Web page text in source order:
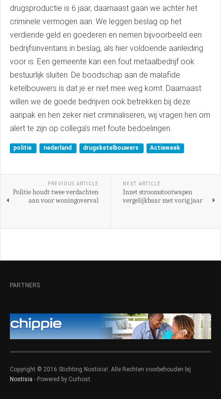
drugsproductie is 6 jaar, daarnaast gaan we achter het
criminele vermogen aan. We leggen beslag op het
verdiende geld en goederen en nemen bijvoorbeeld een
bedrijfsinventaris in beslag, als hier voldoende aanleiding
voor is. Een gemeente kan een fout metaalbedrijf ook
bestuurlijk sluiten. De boodschap aan de malafide
ketelbouwers is dat je er niet mee weg komt. Daarnaast
willen we de goede bedrijven ook betrekken bij deze
aanpak en hen zeker niet criminaliseren, wij vragen hen om
alert te zijn op collega’s met foute bedoelingen.
politie nederland drugsketelbouwers Actieweek
PREVIOUS ARTICLE
Politie houdt twee verdachten
aan voor woningoverval
NEXT ARTICLE
Inzet stroomstootwapen
vergelijkbaar met vorig jaar
PARTNERS
Copyright © 2016 Stichting Nostisia!. Alle Rechten voorbehouden bij
Nostisia - Powered by Curhost.